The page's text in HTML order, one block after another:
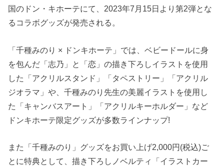
国のドン・キホーテにて、2023年7月15日より第2弾とな
るコラボグッズが発売される。
「千種みのり × ドンキホーテ」では、ベビードールに身
を包んだ「志乃」と「恋」の描き下ろしイラストを使用
した「アクリルスタンド」「タペストリー」「アクリル
ジオラマ」や、千種みのり先生の美麗イラストを使用し
た「キャンバスアート」「アクリルキーホルダー」など
ドンキホーテ限定グッズが多数ラインナップ!
また「千種みのり」グッズをお買い上げ2,000円(税込)ご
とに特典として、描き下ろしノベルティ「イラストカー